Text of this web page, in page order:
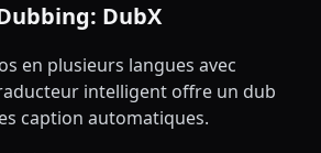
DubX
en plusieurs langues avec
intelligent offre un dub
caption automatiques.